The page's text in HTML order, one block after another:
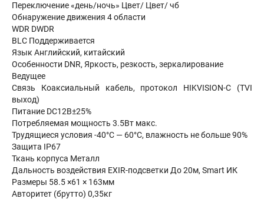
Переключение «день/ночь» Цвет/ Цвет/ чб
Обнаружение движения 4 области
WDR DWDR
BLC Поддерживается
Язык Английский, китайский
Особенности DNR, Яркость, резкость, зеркалирование
Ведущее
Связь Коаксиальный кабель, протокол HIKVISION-C (TVI
выход)
Питание DC12В±25%
Потребляемая мощность 3.5Вт макс.
Трудящиеся условия -40°С — 60°С, влажность не больше 90%
Защита IP67
Ткань корпуса Металл
Дальность воздействия EXIR-подсветки До 20м, Smart ИК
Размеры 58.5 ×61 × 163мм
Авторитет (брутто) 0,35кг